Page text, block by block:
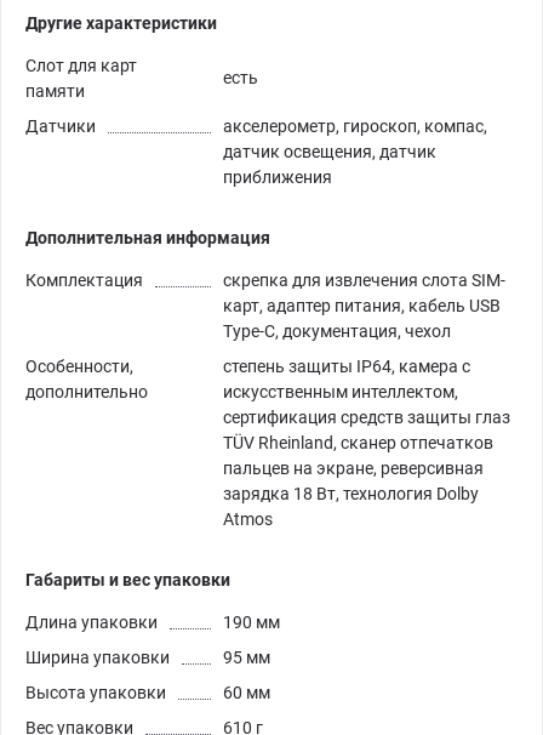
Другие характеристики
Слот для карт
памяти
есть
Датчики
акселерометр, гироскоп, компас,
датчик освещения, датчик
приближения
Дополнительная информация
Комплектация
скрепка для извлечения слота SIM-
карт, адаптер питания, кабель USB
Type-C, документация, чехол
Особенности,
дополнительно
степень защиты IP64, камера с
искусственным интеллектом,
сертификация средств защиты глаз
TÜV Rheinland, сканер отпечатков
пальцев на экране, реверсивная
зарядка 18 Вт, технология Dolby
Atmos
Габариты и вес упаковки
Длина упаковки
190 мм
Ширина упаковки
95 мм
Высота упаковки
60 мм
Вес упаковки
610 г